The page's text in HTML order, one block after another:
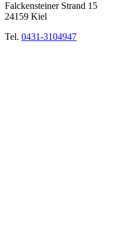
Falckensteiner Strand 15
24159 Kiel
Tel. 0431-3104947